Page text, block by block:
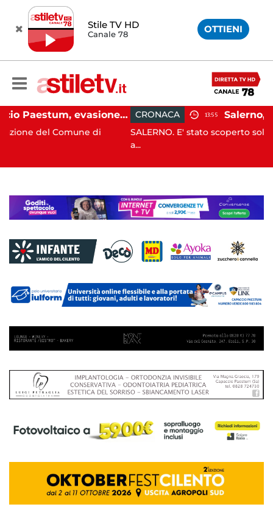
Stile TV HD
Canale 78 OTTIENI
Capaccio Paestum, evasione tassa di soggiorno: scoperte 49 strutture fantasma, elevate 132 sanzioni
Comune di
CRONACA 13:55
SALERNO. E' stato scoperto solo all'alba,